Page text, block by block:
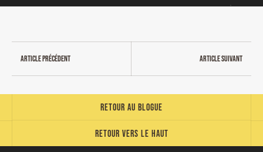
Article précédent Article suivant
Retour vers le haut
Retour au blogue